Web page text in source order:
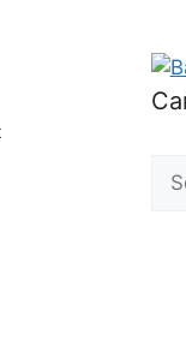
for: